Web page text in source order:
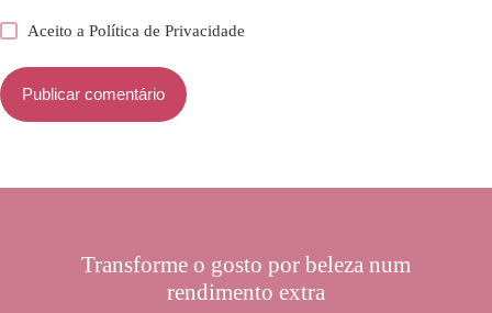
Aceito aPolítica de Privacidade
Publicar comentário
Transforme o gosto por beleza num
rendimento extra